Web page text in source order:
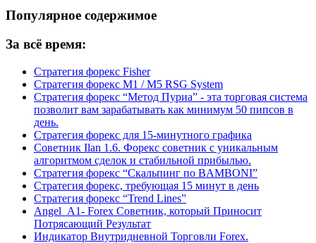
Популярное содержимое
За всё время:
Стратегия форекс Fisher
Стратегия форекс M1 / M5 RSG System
Стратегия форекс “Метод Пуриа” - эта торговая система
позволит вам зарабатывать как минимум 50 пипсов в
день.
Стратегия форекс для 15-минутного графика
Советник Ilan 1.6. Форекс советник с уникальным
алгоритмом сделок и стабильной прибылью.
Стратегия форекс “Скальпинг по BAMBONI”
Стратегия форекс, требующая 15 минут в день
Стратегия форекс “Trend Lines”
Angel_A1- Forex Советник, который Приносит
Потрясающий Результат
Индикатор Внутридневной Торговли Forex.